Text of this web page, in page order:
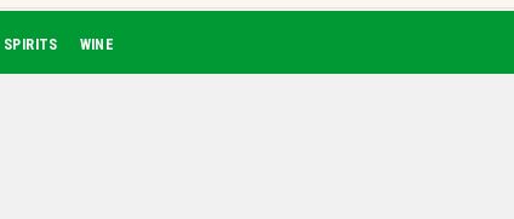
SPIRITS WINE